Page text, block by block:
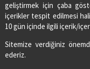
geliştirmek için çaba
içerikler tespit edilmesi
10 gün içinde ilgili içerik/
Sitemize verdiğiniz
ederiz.